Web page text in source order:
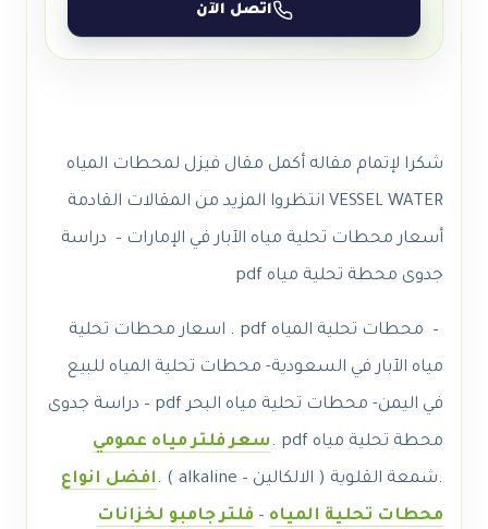
اتصل الآن
شكرا لإتمام مقاله أكمل مقال فيزل لمحطات المياه
VESSEL WATER انتظروا المزيد من المقالات القادمة
أسعار محطات تحلية مياه الآبار في الإمارات – دراسة
جدوى محطة تحلية مياه pdf
– محطات تحلية المياه pdf . اسعار محطات تحلية
مياه الآبار في السعودية- محطات تحلية المياه للبيع
في اليمن- محطات تحلية مياه البحر pdf – دراسة جدوى
محطة تحلية مياه pdf .
سعر فلتر مياه عمومي
.شمعة القلوية ( الالكالين – alkaline ) .
افضل انواع
محطات تحلية المياه – فلتر جامبو لخزانات